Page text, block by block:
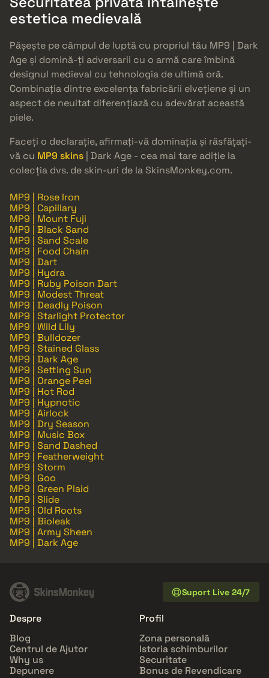
estetica medievală
Pășește pe câmpul de luptă cu propriul tău MP9 | Dark
Age și domină-ți adversarii cu o armă care îmbină
designul medieval cu tehnologia de ultimă oră.
Combinația dintre excelența fabricării elvețiene și un
aspect de neuitat diferențiază cu adevărat această
piele.
Faceți o declarație, afirmați-vă dominația și răsfățați-
vă cu MP9 skins | Dark Age - cea mai tare adiție la
colecția dvs. de skin-uri de la SkinsMonkey.com.
MP9 | Rose Iron
MP9 | Capillary
MP9 | Mount Fuji
MP9 | Black Sand
MP9 | Sand Scale
MP9 | Food Chain
MP9 | Dart
MP9 | Hydra
MP9 | Ruby Poison Dart
MP9 | Modest Threat
MP9 | Deadly Poison
MP9 | Starlight Protector
MP9 | Wild Lily
MP9 | Bulldozer
MP9 | Stained Glass
MP9 | Dark Age
MP9 | Setting Sun
MP9 | Orange Peel
MP9 | Hot Rod
MP9 | Hypnotic
MP9 | Airlock
MP9 | Dry Season
MP9 | Music Box
MP9 | Sand Dashed
MP9 | Featherweight
MP9 | Storm
MP9 | Goo
MP9 | Green Plaid
MP9 | Slide
MP9 | Old Roots
MP9 | Bioleak
MP9 | Army Sheen
MP9 | Dark Age
Suport Live 24/7
Despre
Blog
Centrul de Ajutor
Why us
Depunere
Profil
Zona personală
Istoria schimburilor
Securitate
Bonus de Revendicare